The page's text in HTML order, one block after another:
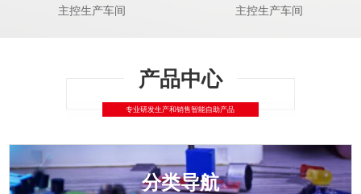
主控生产车间 主控生产车间
分类导航